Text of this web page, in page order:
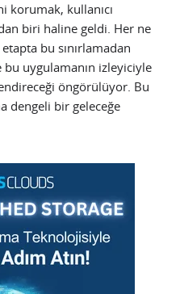
korumak, kullanıcı
biri haline geldi. Her ne
bu sınırlamadan
uygulamanın izleyiciyle
öngörülüyor. Bu
dengeli bir geleceğe